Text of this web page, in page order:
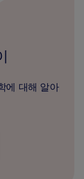
에 대해 알아